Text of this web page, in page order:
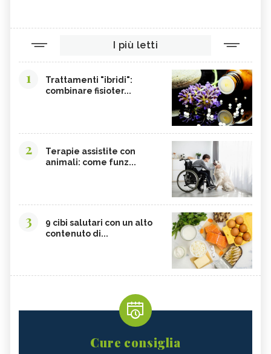
I più letti
1
Trattamenti "ibridi":
combinare fisioter...
2
Terapie assistite con
animali: come funz...
3
9 cibi salutari con un alto
contenuto di...
Cure consiglia